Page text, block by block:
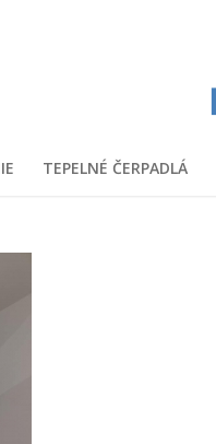
TEPELNÉ ČERPADLÁ